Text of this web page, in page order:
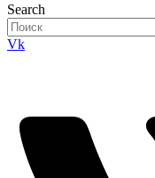
Search
Vk